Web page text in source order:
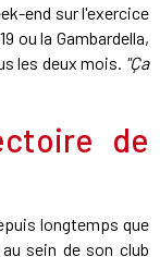
end sur l'exercice
ou la Gambardella,
les deux mois. "Ça
de
longtemps que
sein de son club